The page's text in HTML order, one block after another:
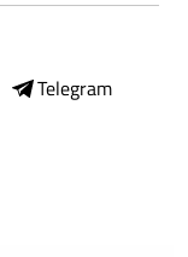
Telegram